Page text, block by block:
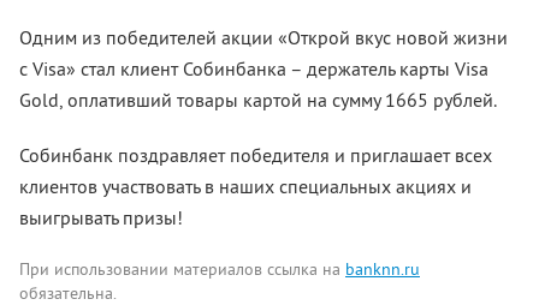
Одним из победителей акции «Открой вкус новой жизни
с Visa» стал клиент Собинбанка – держатель карты Visa
Gold, оплативший товары картой на сумму 1665 рублей.
Собинбанк поздравляет победителя и приглашает всех
клиентов участвовать в наших специальных акциях и
выигрывать призы!
При использовании материалов ссылка на banknn.ru
обязательна.